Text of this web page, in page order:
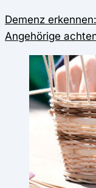
Demenz
Angehörige